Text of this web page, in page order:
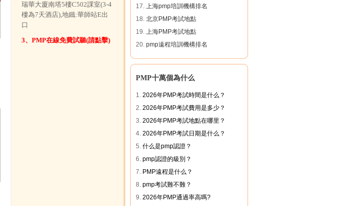
瑞華大廈南塔5樓C502課室(3-4
樓為7天酒店),地鐵:華師站E出
口
3、PMP在線免費試聽(請點擊)
17. 上海pmp培訓機構排名
18. 北京PMP考試地點
19. 上海PMP考試地點
20. pmp遠程培訓機構排名
PMP十萬個為什么
1. 2026年PMP考試時間是什么？
2. 2026年PMP考試費用是多少？
3. 2026年PMP考試地點在哪里？
4. 2026年PMP考試日期是什么？
5. 什么是pmp認證？
6. pmp認證的級別？
7. PMP遠程是什么？
8. pmp考試難不難？
9. 2026年PMP通過率高嗎?